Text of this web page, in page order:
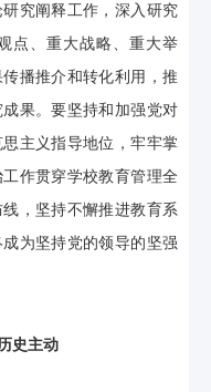
究阐释工作，深入研究
点、重大战略、重大举
播推介和转化利用，推
果。要坚持和加强党对
主义指导地位，牢牢掌
作贯穿学校教育管理全
，坚持不懈推进教育系
为坚持党的领导的坚强
史主动